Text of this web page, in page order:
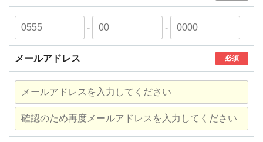
- -
メールアドレス 必須